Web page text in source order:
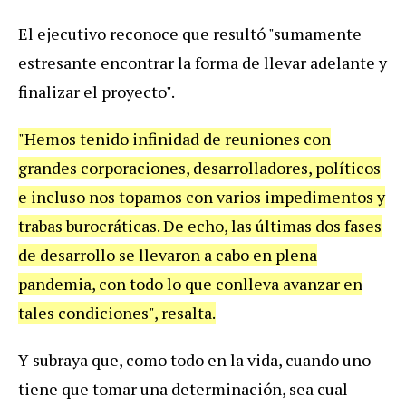
El ejecutivo reconoce que resultó "sumamente
estresante encontrar la forma de llevar adelante y
finalizar el proyecto".
"Hemos tenido infinidad de reuniones con
grandes corporaciones, desarrolladores, políticos
e incluso nos topamos con varios impedimentos y
trabas burocráticas. De echo, las últimas dos fases
de desarrollo se llevaron a cabo en plena
pandemia, con todo lo que conlleva avanzar en
tales condiciones", resalta.
Y subraya que, como todo en la vida, cuando uno
tiene que tomar una determinación, sea cual